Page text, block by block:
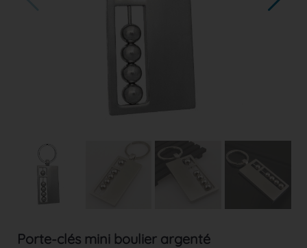
Porte-clés mini boulier argenté